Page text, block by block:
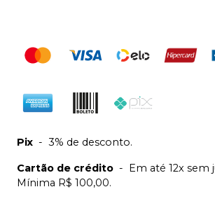
Pix - 3% de desconto.
Cartão de crédito - Em até 12x sem
Mínima R$ 100,00.